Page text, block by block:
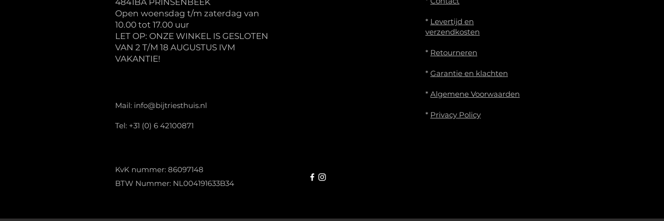
Open woensdag t/m zaterdag van
10.00 tot 17.00 uur
LET OP: ONZE WINKEL IS GESLOTEN
VAN 2 T/M 18 AUGUSTUS IVM
VAKANTIE!
Mail: info@bijtriesthuis.nl
Tel: +31 (0) 6 42100871
* Levertijd en
verzendkosten
* Retourneren
* Garantie en klachten
* Algemene Voorwaarden
* Privacy Policy
KvK nummer: 86097148
BTW Nummer: NL004191633B34